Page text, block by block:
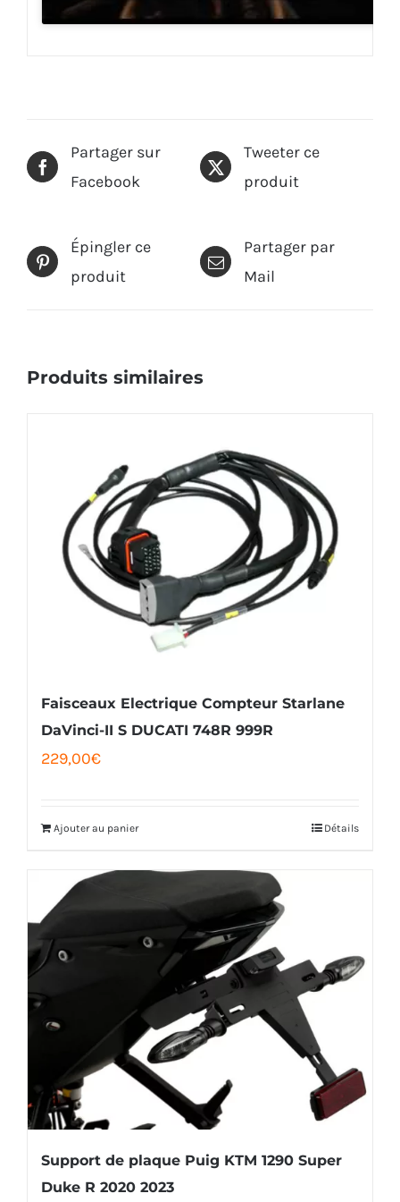
Partager sur
Facebook
Tweeter ce
produit
Épingler ce
produit
Partager par
Mail
Produits similaires
Faisceaux Electrique Compteur Starlane
DaVinci-II S DUCATI 748R 999R
229,00€
Ajouter au panier Détails
Support de plaque Puig KTM 1290 Super
Duke R 2020 2023